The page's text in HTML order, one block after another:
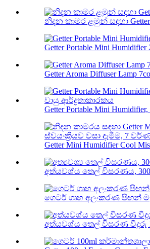
නිදන කාමර ළමුන් සඳහා Getter
Getter Portable Mini Humidifier
Getter Aroma Diffuser Lamp
Getter Portable Mini
Getter Mini Humidifier Cool
අත්යවශ්ය තෙල් විසරණය, 300ml
ගෙටර් ගෘහ අලංකරණ පිඟන්
අත්යවශ්ය තෙල් විසරණ වීදුරු